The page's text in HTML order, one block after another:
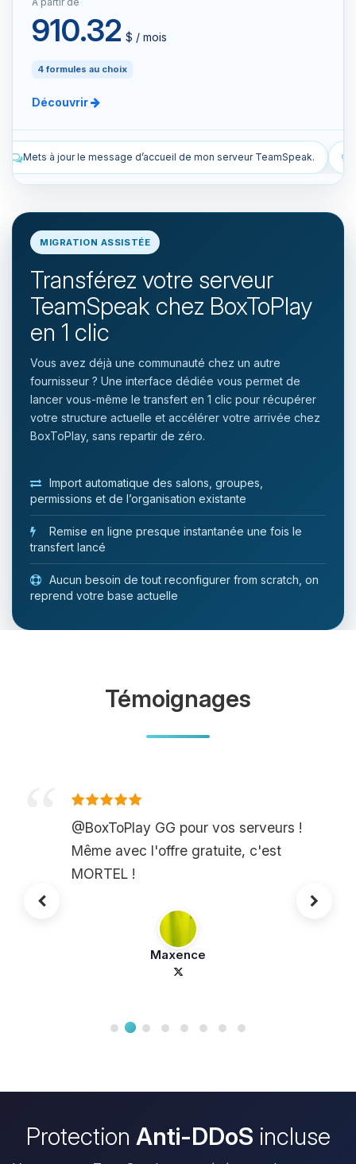
910.32 $ / mois
4 formules au choix
Découvrir
de mon serveur TeamSpeak. Liste les snapshots manuels et
MIGRATION ASSISTÉE
Transférez votre serveur
TeamSpeak chez BoxToPlay
en 1 clic
Vous avez déjà une communauté chez un autre
fournisseur ? Une interface dédiée vous permet de
lancer vous-même le transfert en 1 clic pour récupérer
votre structure actuelle et accélérer votre arrivée chez
BoxToPlay, sans repartir de zéro.
Import automatique des salons, groupes,
permissions et de l’organisation existante
Remise en ligne presque instantanée une fois le
transfert lancé
Aucun besoin de tout reconfigurer from scratch, on
reprend votre base actuelle
Témoignages
@BoxToPlay GG pour vos serveurs !
Même avec l'offre gratuite, c'est
MORTEL !
Maxence
Protection Anti-DDoS incluse